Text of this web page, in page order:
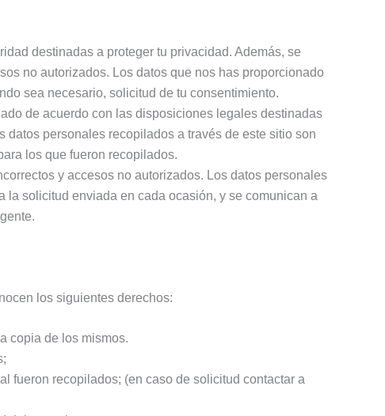
destinadas a proteger tu privacidad. Además, se
no autorizados. Los datos que nos has proporcionado
sea necesario, solicitud de tu consentimiento.
de acuerdo con las disposiciones legales destinadas
personales recopilados a través de este sitio son
los que fueron recopilados.
y accesos no autorizados. Los datos personales
solicitud enviada en cada ocasión, y se comunican a
los siguientes derechos:
copia de los mismos.
fueron recopilados; (en caso de solicitud contactar a